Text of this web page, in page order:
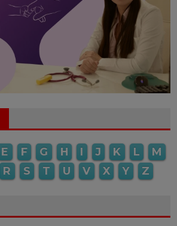
E F G H I J K L
M
R S T U V X Y Z